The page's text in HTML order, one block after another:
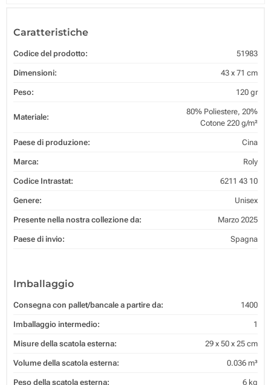
Caratteristiche
Codice del prodotto: 51983
Dimensioni: 43 x 71 cm
Peso: 120 gr
Materiale:
80% Poliestere, 20%
Cotone 220 g/m²
Paese di produzione: Cina
Marca: Roly
Codice Intrastat: 6211 43 10
Genere: Unisex
Presente nella nostra collezione da: Marzo 2025
Paese di invio: Spagna
Imballaggio
Consegna con pallet/bancale a partire da: 1400
Imballaggio intermedio: 1
Misure della scatola esterna: 29 x 50 x 25 cm
Volume della scatola esterna: 0.036 m³
Peso della scatola esterna: 6 kg